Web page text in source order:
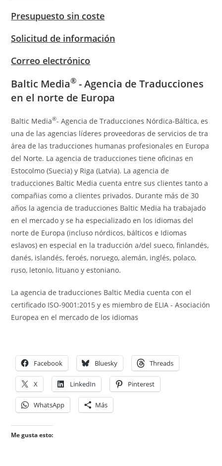
Presupuesto sin coste
Solicitud de información
Correo electrónico
Baltic Media® - Agencia de Traducciones
en el norte de Europa
Baltic Media®- Agencia de Traducciones Nórdica-Báltica, es
una de las agencias líderes proveedoras de servicios de tra
área de las traducciones humanas profesionales en Europa
del Norte. La agencia de traducciones tiene oficinas en
Estocolmo (Suecia) y Riga (Latvia). La agencia de
traducciones Baltic Media cuenta entre sus clientes tanto a
compañias como a clientes privados. Durante más de 30
años la agencia de traducciones Baltic Media ha trabajado
en el mercado y se ha especializado en los idiomas del
norte de Europa (incluso nórdicos, bálticos e Idiomas
eslavos) en especial en la traducción a/del sueco, finlandés,
danés, islandés, feroés, noruego, alemán, inglés, polaco,
ruso, letonio, lituano y estoniano.
La agencia de traducciones Baltic Media cuenta con el
certificado ISO-9001:2015 y es miembro de ELIA - Asociación
Europea en el mercado de los idiomas
Facebook Bluesky Threads
X LinkedIn Pinterest
WhatsApp Más
Me gusta esto: